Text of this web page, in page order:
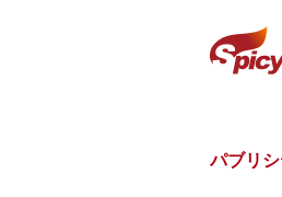
スパイ
パブリ